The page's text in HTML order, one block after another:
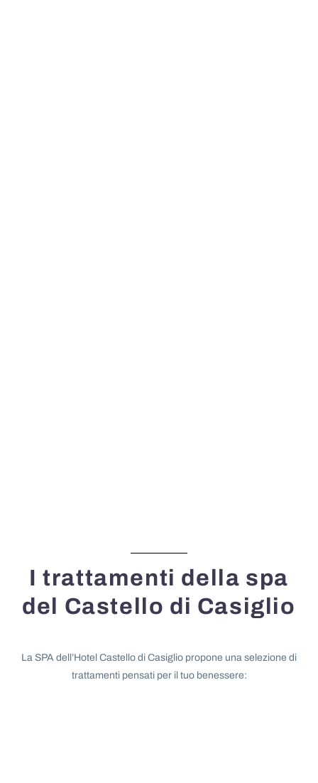
I trattamenti della spa
del Castello di Casiglio
La SPA dell’Hotel Castello di Casiglio propone una selezione di
trattamenti pensati per il tuo benessere: